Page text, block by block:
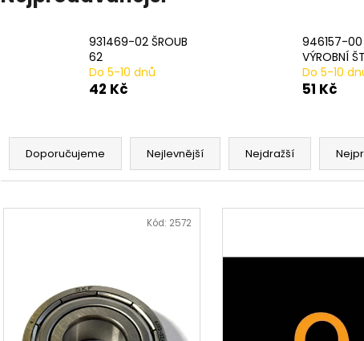
931469-02 ŠROUB
62
Do 5-10 dnů
42 Kč
946157-00
VÝROBNÍ
Do 5-10
51 Kč
Ř
z
Doporučujeme Nejlevnější Nejdražší
V
Kód: 2572
20# N233943 STLAČENÍ PRUŽINY 2 PER